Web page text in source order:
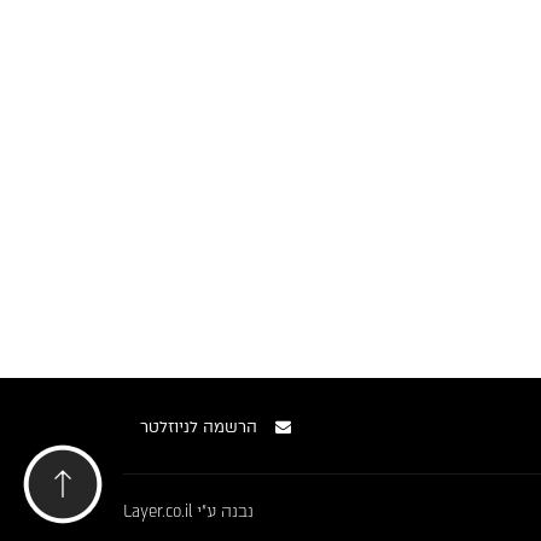
הרשמה לניוזלטר
נבנה ע"יLayer.co.il